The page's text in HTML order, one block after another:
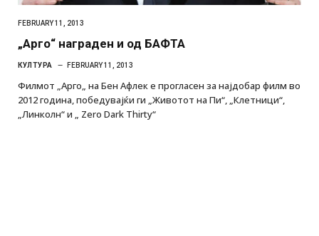
FEBRUARY 11, 2013
„Арго“ награден и од БАФТА
КУЛТУРА FEBRUARY 11, 2013
Филмот „Арго„ на Бен Афлек е прогласен за најдобар филм во
2012 година, победувајќи ги „Животот на Пи“, „Клетници“,
„Линколн“ и „ Zero Dark Thirty“